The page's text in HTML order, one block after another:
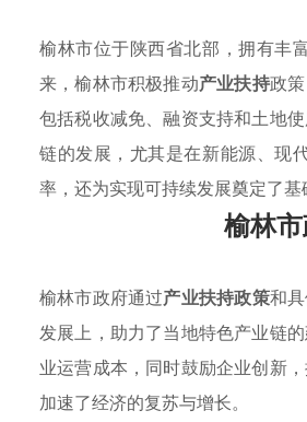
榆林市位于陕西省北部，拥有丰
来，榆林市积极推动产业扶持政
包括税收减免、融资支持和土地
链的发展，尤其是在新能源、现
率，还为实现可持续发展奠定了基
榆林
榆林市政府通过产业扶持政策和
发展上，助力了当地特色产业链
业运营成本，同时鼓励企业创新
加速了经济的复苏与增长。